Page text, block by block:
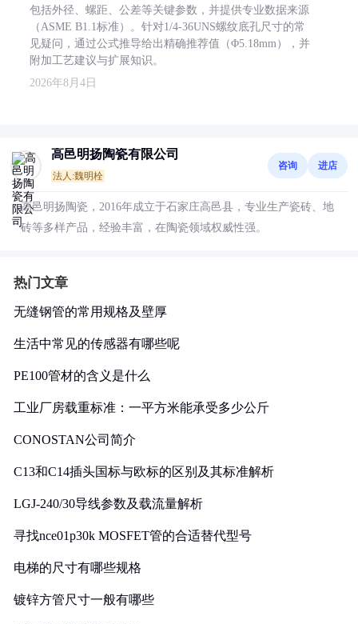
包括外径、螺距、公差等关键参数，并提供专业数据来源
（ASME B1.1标准）。针对1/4-36UNS螺纹底孔尺寸的常
见疑问，通过公式推导给出精确推荐值（Φ5.18mm），并
附加工艺建议与扩展知识。
2026年8月4日
高邑明扬陶瓷有限公司
法人:魏明栓
咨询 进店
高邑明扬陶瓷，2016年成立于石家庄高邑县，专业生产瓷砖、地
砖等多样产品，经验丰富，在陶瓷领域权威性强。
热门文章
无缝钢管的常用规格及壁厚
生活中常见的传感器有哪些呢
PE100管材的含义是什么
工业厂房载重标准：一平方米能承受多少公斤
CONOSTAN公司简介
C13和C14插头国标与欧标的区别及其标准解析
LGJ-240/30导线参数及载流量解析
寻找nce01p30k MOSFET管的合适替代型号
电梯的尺寸有哪些规格
镀锌方管尺寸一般有哪些